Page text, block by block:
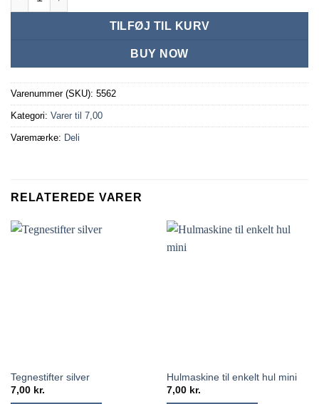
TILFØJ TIL KURV
BUY NOW
Varenummer (SKU): 5562
Kategori: Varer til 7,00
Varemærke: Deli
RELATEREDE VARER
Tegnestifter silver
7,00 kr.
Hulmaskine til enkelt hul mini
7,00 kr.